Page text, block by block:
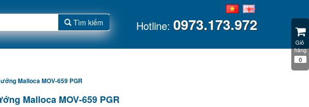
Tìm kiếm Hotline: 0973.173.972
Malloca MOV-659 PGR
Malloca MOV-659 PGR
Giỏ
hàng
0